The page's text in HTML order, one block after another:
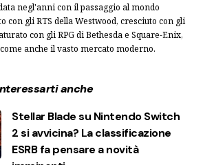
negl'anni con il passaggio al mondo
con gli RTS della Westwood, cresciuto con gli
con gli RPG di Bethesda e Square-Enix,
anche il vasto mercato moderno.
anche
Stellar Blade su Nintendo Switch
2 si avvicina? La classificazione
ESRB fa pensare a novità